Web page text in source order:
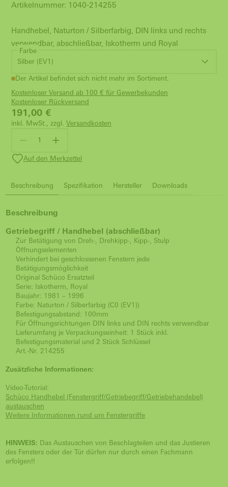
Artikelnummer: 1040-214255
Handhebel, Naturton / Silberfarbig, DIN links und rechts
verwendbar, abschließbar, Iskotherm und Royal
Farbe
Silber (EV1)
Der Artikel befindet sich nicht mehr im Sortiment.
Kostenloser Versand ab 100 € für Gewerbekunden
Kostenloser Rückversand
191,00 €
inkl. MwSt., zzgl. Versandkosten
Auf den Merkzettel
Beschreibung Spezifikation Hersteller Downloads
Beschreibung
Getriebegriff / Handhebel (abschließbar)
Zur Betätigung von Dreh-, Drehkipp-, Kipp-, Stulp
Öffnungselementen
Verhindert bei geschlossenen Fenstern jede
Betätigungsmöglichkeit
Original Schüco Ersatzteil
Serie: Iskotherm, Royal
Baujahr: 1981 – 1996
Farbe: Naturton / Silberfarbig (C0 (EV1))
Befestigungsabstand: 100mm
Für Öffnungsrichtungen DIN links und DIN rechts verwendbar
Lieferumfang je Verpackungseinheit: 1 Stück inkl.
Befestigungsmaterial und 2 Stück Schlüssel
Art.-Nr. 214255
Zusätzliche Informationen:
Video-Tutorial:
Schüco Handhebel (Fenstergriff/Getriebegriff/Getriebehandebel)
austauschen
Weitere Informationen rund um Fenstergriffe
HINWEIS: Das Austauschen von Beschlagteilen und das Justieren
des Fensters oder der Tür dürfen nur durch einen Fachmann
erfolgen!!